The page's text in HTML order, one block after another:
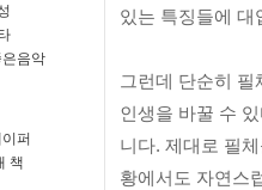
음악
퍼
책
있는 특징들에 대
그런데 단순히 필
인생을 바꿀 수
니다. 제대로 필
황에서도 자연스